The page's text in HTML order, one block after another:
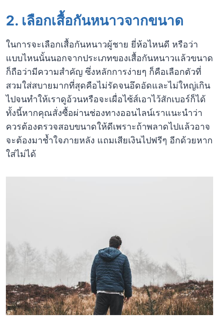
2. เลือกเสื้อกันหนาวจากขนาด
ในการจะเลือกเสื้อกันหนาวผู้ชาย ยี่ห้อไหนดี หรือว่า
แบบไหนนั้นนอกจากประเภทของเสื้อกันหนาวแล้วขนาด
ก็ถือว่ามีความสำคัญ ซึ่งหลักการง่ายๆ ก็คือเลือกตัวที่
สวมใส่สบายมากที่สุดคือไม่รัดจนอึดอัดและไม่ใหญ่เกิน
ไปจนทำให้เราดูอ้วนหรือจะเผื่อไซ้ส์เอาไว้สักเบอร์ก็ได้
ทั้งนี้หากคุณสั่งซื้อผ่านช่องทางออนไลน์เราแนะนำว่า
ควรต้องตรวจสอบขนาดให้ดีเพราะถ้าพลาดไปแล้วอาจ
จะต้องมาช้ำใจภายหลัง แถมเสียเงินไปฟรีๆ อีกด้วยหาก
ใส่ไม่ได้